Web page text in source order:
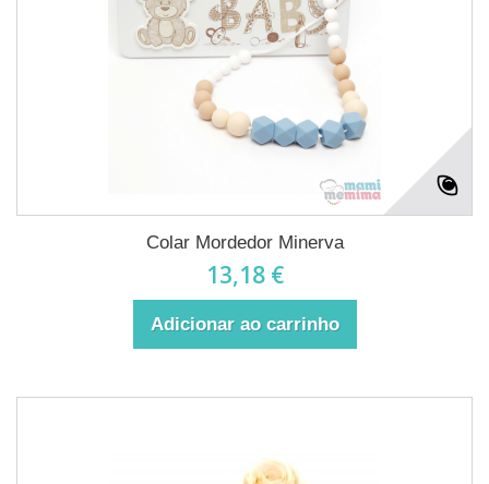
Colar Mordedor Minerva
13,18 €
Adicionar ao carrinho